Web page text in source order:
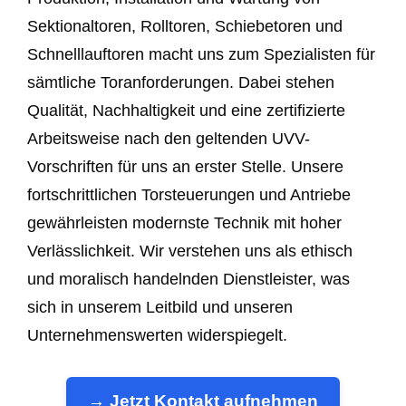
Sektionaltoren, Rolltoren, Schiebetoren und
Schnelllauftoren macht uns zum Spezialisten für
sämtliche Toranforderungen. Dabei stehen
Qualität, Nachhaltigkeit und eine zertifizierte
Arbeitsweise nach den geltenden UVV-
Vorschriften für uns an erster Stelle. Unsere
fortschrittlichen Torsteuerungen und Antriebe
gewährleisten modernste Technik mit hoher
Verlässlichkeit. Wir verstehen uns als ethisch
und moralisch handelnden Dienstleister, was
sich in unserem Leitbild und unseren
Unternehmenswerten widerspiegelt.
→ Jetzt Kontakt aufnehmen